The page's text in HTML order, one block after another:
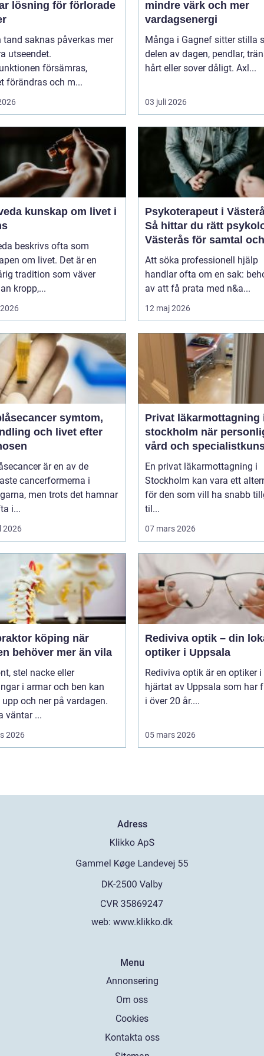
lösning för förlorade
tand saknas påverkas mer
utseendet.
försämras,
förändras och m...
mindre värk och mer
vardagsenergi
Många i Gagnef sitter stilla
delen av dagen, pendlar,
hårt eller sover dåligt. Axl...
03 juli 2026
om livet i
beskrivs ofta som
om livet. Det är en
tradition som väver
kropp,...
Psykoterapeut i
Så hittar du rätt
Västerås för samtal och
terapi
Att söka professionell hjälp
handlar ofta om en sak:
av att få prata med n&a...
12 maj 2026
symtom,
och livet efter
är en av de
cancerformerna i
men trots det hamnar
i...
2026
Privat läkarmottagning
stockholm när personlig
vård och
är viktig
En privat läkarmottagning i
Stockholm kan vara ett
för den som vill ha snabb
til...
07 mars 2026
köping när
behöver mer än vila
stel nacke eller
i armar och ben kan
och ner på vardagen.
väntar ...
2026
Rediviva optik – din
optiker i Uppsala
Rediviva optik är en optiker i
hjärtat av Uppsala som har
i över 20 år....
05 mars 2026
Adress
web: www.klikko.dk
Menu
Annonsering
Om oss
Cookies
Kontakta oss